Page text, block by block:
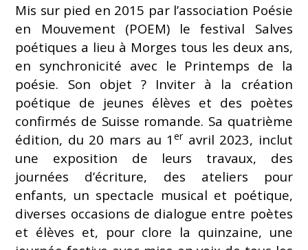
Mis sur pied en 2015 par l’association Poésie
en Mouvement (POEM) le festival Salves
poétiques a lieu à Morges tous les deux ans,
en synchronicité avec le Printemps de la
poésie. Son objet ? Inviter à la création
poétique de jeunes élèves et des poètes
confirmés de Suisse romande. Sa quatrième
édition, du 20 mars au 1eravril 2023, inclut
une exposition de leurs travaux, des
journées d’écriture, des ateliers pour
enfants, un spectacle musical et poétique,
diverses occasions de dialogue entre poètes
et élèves et, pour clore la quinzaine, une